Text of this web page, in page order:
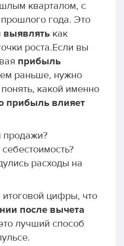
кварталом, с
года. Это
выявлятькак
роста.Если вы
прибыль
раньше, нужно
какой именно
прибыль влияет
продажи?
расходы на
цифры, что
после вычета
лучший способ